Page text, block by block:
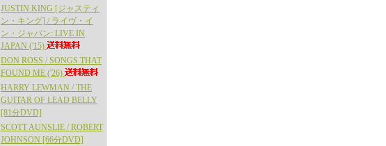
JUSTIN KING [ジャスティ
ン・キング] / ライヴ・イ
ン・ジャパン: LIVE IN
JAPAN ('15)
DON ROSS / SONGS THAT
FOUND ME ('26)
HARRY LEWMAN / THE
GUITAR OF LEAD BELLY
[81分DVD]
SCOTT AUNSLIE / ROBERT
JOHNSON [66分DVD]